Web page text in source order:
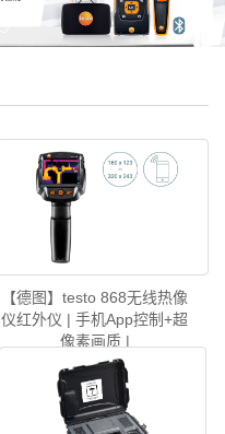
【德图】testo 868无线热像
仪红外仪 | 手机App控制+超
像素画质 |